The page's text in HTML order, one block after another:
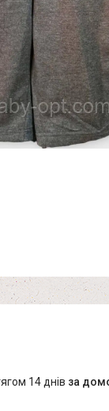
14 днів за